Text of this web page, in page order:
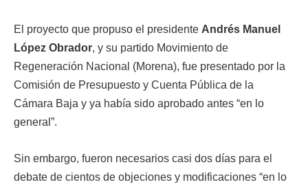
El proyecto que propuso el presidente Andrés Manuel
López Obrador, y su partido Movimiento de
Regeneración Nacional (Morena), fue presentado por la
Comisión de Presupuesto y Cuenta Pública de la
Cámara Baja y ya había sido aprobado antes “en lo
general”.
Sin embargo, fueron necesarios casi dos días para el
debate de cientos de objeciones y modificaciones “en lo